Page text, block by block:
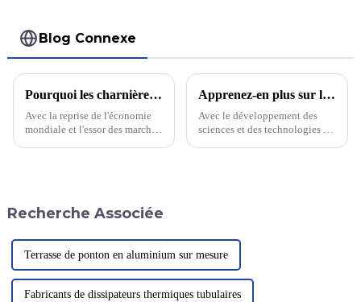
Blog Connexe
Pourquoi les charnières à engrenage continu sont-elles si populaires ? Après avoir lu cette nouvelle, vous allez devoir revoir votre perception des charnières !
Avec la reprise de l'économie
mondiale et l'essor des marchés
résistance à la corrosion...
Apprenez-en plus sur les charnières à engrenages continus. Laissez-vous séduire par ces pièces de quincaillerie !
Avec le développement des
sciences et des technologies et
Recherche Associée
Terrasse de ponton en aluminium sur mesure
Fabricants de dissipateurs thermiques tubulaires